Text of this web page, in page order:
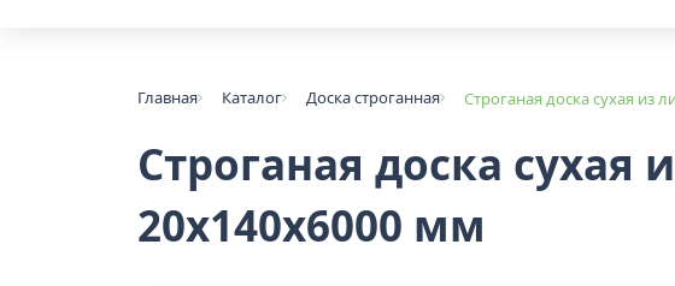
Главная Каталог Доска строганная Строганая доска сухая из
Строганая доска
20x140x6000 мм